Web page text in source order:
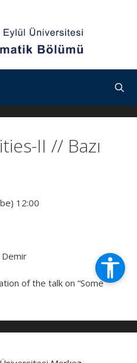
II // Bazı
12:00
Demir
of the talk on “Some